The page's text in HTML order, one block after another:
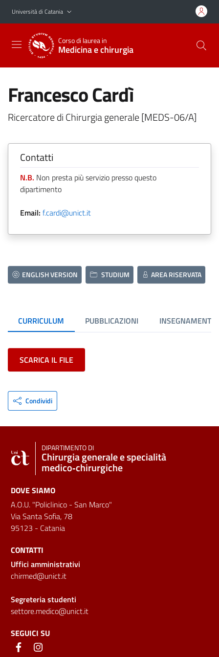
Vai al contenuto principale
Vai al menu di navigazione
Università di Catania
Corso di laurea in
Medicina e chirurgia
Francesco Cardì
Ricercatore di Chirurgia generale [MEDS-06/A]
Contatti
N.B. Non presta più servizio presso questo
dipartimento
Email: f.cardi@unict.it
ENGLISH VERSION STUDIUM AREA RISERVATA
CURRICULUM PUBBLICAZIONI INSEGNAMENTI
SCARICA IL FILE
Condividi
DIPARTIMENTO DI
Chirurgia generale e specialità
medico‑chirurgiche
DOVE SIAMO
A.O.U. "Policlinico - San Marco"
Via Santa Sofia, 78
95123 - Catania
CONTATTI
Uffici amministrativi
chirmed@unict.it
Segreteria studenti
settore.medico@unict.it
SEGUICI SU